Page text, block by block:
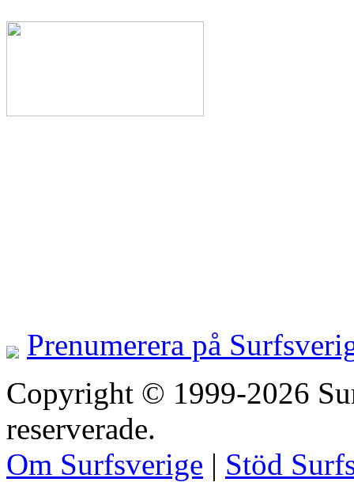
Prenumerera på
Copyright © 1999-2026
reserverade.
Om Surfsverige | Stöd